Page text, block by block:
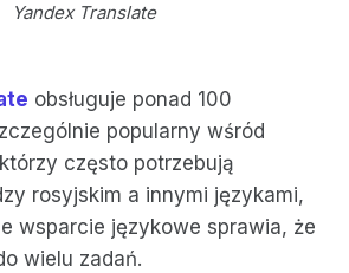
Yandex Translate
obsługuje ponad 100
popularny wśród
często potrzebują
rosyjskim a innymi językami,
wsparcie językowe sprawia, że
wielu zadań.